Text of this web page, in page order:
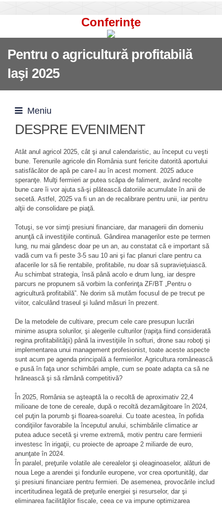
Conferinţe
Pentru o agricultură profitabilă
Iaşi 2025
Meniu
DESPRE EVENIMENT
Atât anul agricol 2025, cât şi anul calendaristic, au început cu veşti
bune. Terenurile agricole din România sunt fericite datorită aportului
satisfăcător de apă pe care-l au în acest moment. 2025 aduce
speranţe. Mulţi fermieri ar putea scăpa de faliment, având recolte
bune care îi vor ajuta să-şi plătească datoriile acumulate în anii de
secetă. Astfel, 2025 va fi un an de recalibrare pentru unii, iar pentru
alţii de consolidare pe piaţă.
Totuşi, se vor simţi presiuni financiare, dar managerii din domeniu
anunţă că investiţiile continuă. Gândirea managerilor este pe termen
lung, nu mai gândesc doar pe un an, au constatat că e important să
vadă cum va fi peste 3-5 sau 10 ani şi fac planuri clare pentru ca
afacerile lor să fie rentabile, profitabile, nu doar să supravieţuiască.
Au schimbat strategia, însă până acolo e drum lung, iar despre
parcurs ne propunem să vorbim la conferinţa ZF/BT „Pentru o
agricultură profitabilă”. Ne dorim să mutăm focusul de pe trecut pe
viitor, calculând traseul şi luând măsuri în prezent.
De la metodele de cultivare, precum cele care presupun lucrări
minime asupra solurilor, şi alegerile culturilor (rapiţa fiind considerată
regina profitabilităţii) până la investiţiile în softuri, drone sau roboţi şi
implementarea unui management profesionist, toate aceste aspecte
sunt acum pe agenda principală a fermierilor. Agricultura românească
e pusă în faţa unor schimbări ample, cum se poate adapta ca să ne
hrănească şi să rămână competitivă?
În 2025, România se aşteaptă la o recoltă de aproximativ 22,4
milioane de tone de cereale, după o recoltă dezamăgitoare în 2024,
cel puţin la porumb şi floarea-soarelui. Cu toate acestea, în pofida
condiţiilor favorabile la începutul anului, schimbările climatice ar
putea aduce secetă şi vreme extremă, motiv pentru care fermierii
investesc în irigaţii, cu proiecte de aproape 2 miliarde de euro,
anunţate în 2024.
În paralel, preţurile volatile ale cerealelor şi oleaginoaselor, alături de
noua Lege a arendei şi fondurile europene, vor crea oportunităţi, dar
şi presiuni financiare pentru fermieri. De asemenea, provocările includ
incertitudinea legată de preţurile energiei şi resurselor, dar şi
eliminarea facilităţilor fiscale, ceea ce va impune optimizarea